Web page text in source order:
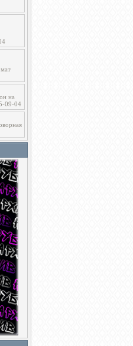
на
09-04